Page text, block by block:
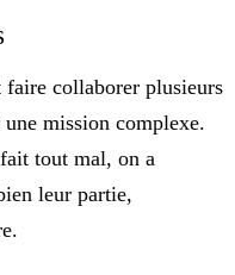
faire collaborer plusieurs
mission complexe.
tout mal, on a
leur partie,